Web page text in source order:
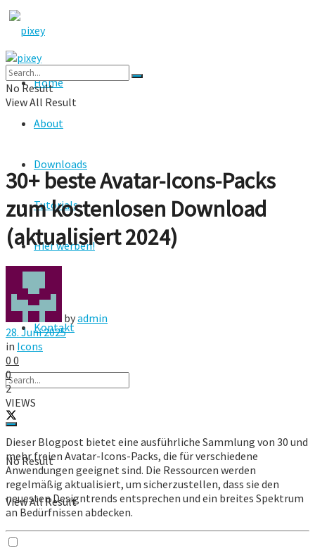
Home
About
Downloads
Tutorials
Hier werben!
FAQ
Kontakt
No Result
View All Result
No Result
View All Result
30+ beste Avatar-Icons-Packs
zum kostenlosen Download
(aktualisiert 2024)
byadmin
28. Juni 2025
in Icons
0 0
0
2
VIEWS
Dieser Blogpost bietet eine ausführliche Sammlung von 30 und
mehr freien Avatar-Icons-Packs, die für verschiedene
Anwendungen geeignet sind. Die Ressourcen werden
regelmäßig aktualisiert, um sicherzustellen, dass sie den
neuesten Designtrends entsprechen und ein breites Spektrum
an Bedürfnissen abdecken.